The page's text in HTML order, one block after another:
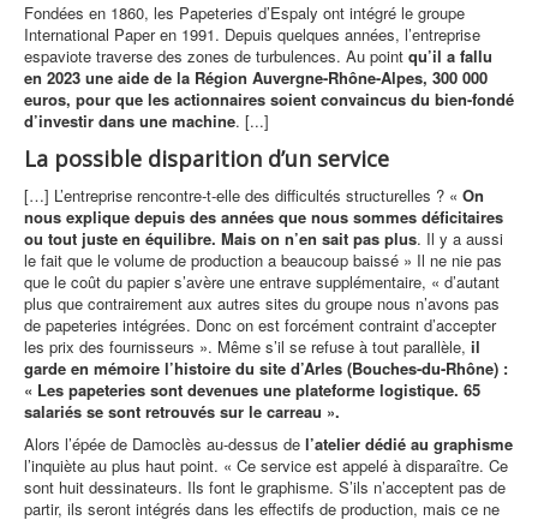
Fondées en 1860, les Papeteries d’Espaly ont intégré le groupe
International Paper en 1991. Depuis quelques années, l’entreprise
espaviote traverse des zones de turbulences. Au point qu’il a fallu
en 2023 une aide de la Région Auvergne-Rhône-Alpes, 300 000
euros, pour que les actionnaires soient convaincus du bien-fondé
d’investir dans une machine. [...]
La possible disparition d’un service
[…] L’entreprise rencontre-t-elle des difficultés structurelles ? « On
nous explique depuis des années que nous sommes déficitaires
ou tout juste en équilibre. Mais on n’en sait pas plus. Il y a aussi
le fait que le volume de production a beaucoup baissé » Il ne nie pas
que le coût du papier s’avère une entrave supplémentaire, « d’autant
plus que contrairement aux autres sites du groupe nous n’avons pas
de papeteries intégrées. Donc on est forcément contraint d’accepter
les prix des fournisseurs ». Même s’il se refuse à tout parallèle, il
garde en mémoire l’histoire du site d’Arles (Bouches-du-Rhône) :
« Les papeteries sont devenues une plateforme logistique. 65
salariés se sont retrouvés sur le carreau ».
Alors l’épée de Damoclès au-dessus de l’atelier dédié au graphisme
l’inquiète au plus haut point. « Ce service est appelé à disparaître. Ce
sont huit dessinateurs. Ils font le graphisme. S’ils n’acceptent pas de
partir, ils seront intégrés dans les effectifs de production, mais ce ne